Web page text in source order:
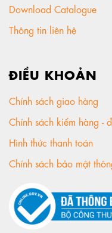
Download Catalogue
Thông tin liên hệ
ĐIỀU KHOẢN
Chính sách giao hàng
Chính sách kiểm hàng -
Hình thức thanh toán
Chính sách bảo mật